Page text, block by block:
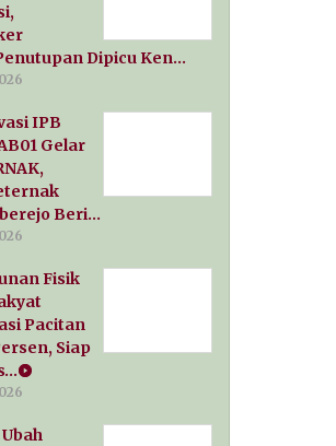
Dipicu Ken…
IPB
Gelar
Beri…
Fisik
Pacitan
Siap